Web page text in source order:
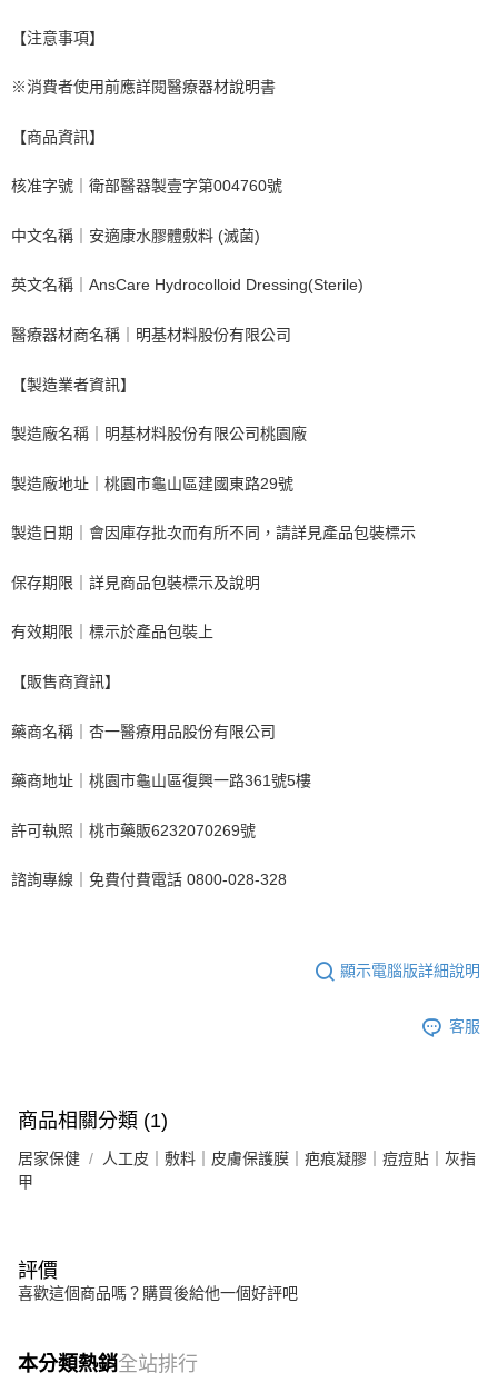
【注意事項】
※消費者使用前應詳閱醫療器材說明書
【商品資訊】
核准字號｜衛部醫器製壹字第004760號
中文名稱｜安適康水膠體敷料 (滅菌)
英文名稱｜AnsCare Hydrocolloid Dressing(Sterile)
醫療器材商名稱｜明基材料股份有限公司
【製造業者資訊】
製造廠名稱｜明基材料股份有限公司桃園廠
製造廠地址｜桃園市龜山區建國東路29號
製造日期｜會因庫存批次而有所不同，請詳見產品包裝標示
保存期限｜詳見商品包裝標示及說明
有效期限｜標示於產品包裝上
【販售商資訊】
藥商名稱｜杏一醫療用品股份有限公司
藥商地址｜桃園市龜山區復興一路361號5樓
許可執照｜桃市藥販6232070269號
諮詢專線｜免費付費電話 0800-028-328
顯示電腦版詳細說明
客服
商品相關分類 (1)
居家保健
人工皮｜敷料｜皮膚保護膜｜疤痕凝膠｜痘痘貼｜灰指
甲
評價
喜歡這個商品嗎？購買後給他一個好評吧
本分類熱銷全站排行